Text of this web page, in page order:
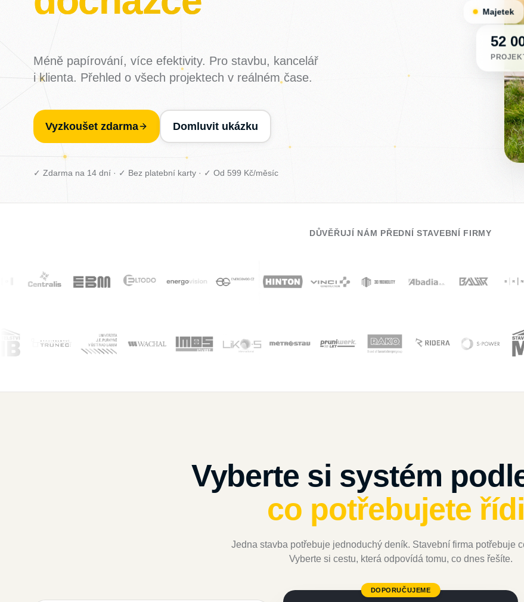
Méně papírování, více efektivity. Pro stavbu, kancelář
i klienta. Přehled o všech projektech v reálném čase.
Vyzkoušet zdarma Domluvit ukázku
✓ Zdarma na 14 dní · ✓ Bez platební karty · ✓ Od 599 Kč/měsíc
52
Majetek
DŮVĚŘUJÍ NÁM PŘEDNÍ STAVEBNÍ FIRMY
Vyberte si systém
co potřebujete
Jedna stavba potřebuje jednoduchý deník. Stavební firma potřebuje
Vyberte si cestu, která odpovídá tomu, co dnes řešíte.
DOPORUČUJEME